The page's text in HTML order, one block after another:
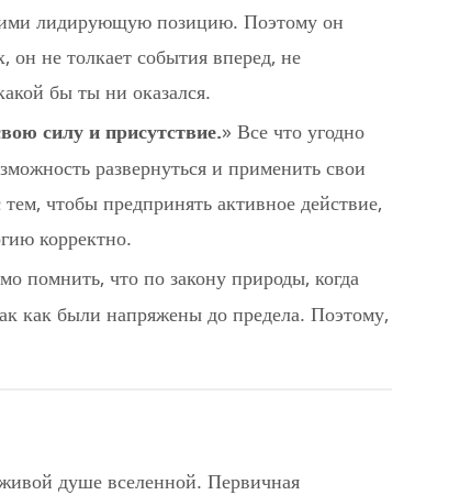
лидирующую позицию. Поэтому он
он не толкает события вперед, не
бы ты ни оказался.
силу и присутствие.» Все что угодно
развернуться и применить свои
чтобы предпринять активное действие,
корректно.
помнить, что по закону природы, когда
как были напряжены до предела. Поэтому,
душе вселенной. Первичная